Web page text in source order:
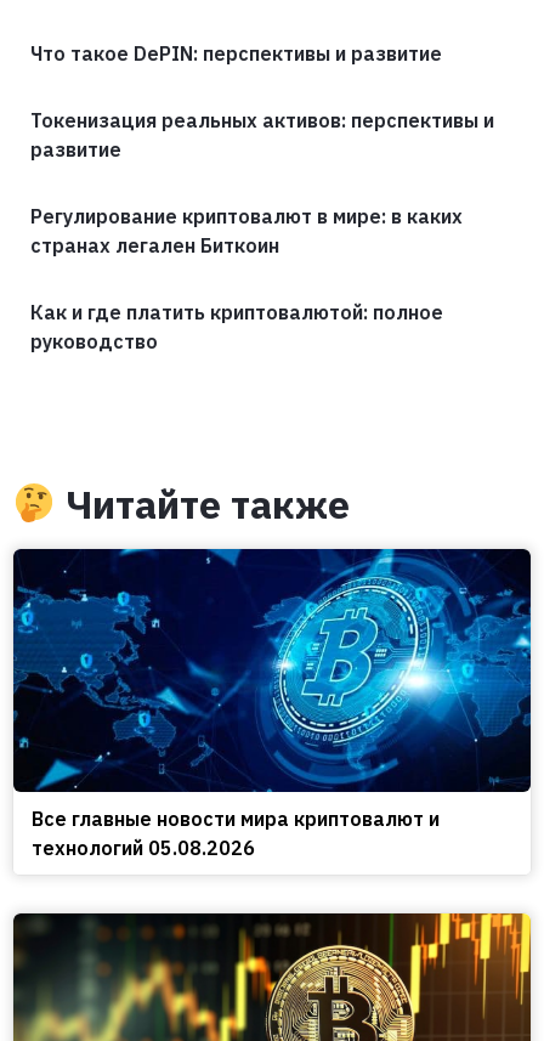
Что такое DePIN: перспективы и развитие
Токенизация реальных активов: перспективы и
развитие
Регулирование криптовалют в мире: в каких
странах легален Биткоин
Как и где платить криптовалютой: полное
руководство
Читайте также
Все главные новости мира криптовалют и
технологий 05.08.2026